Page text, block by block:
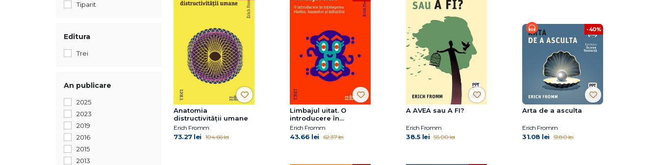
Tiparit
Editura
Trei
An publicare
2025
2023
2019
2016
2015
2013
Anatomia
distructivităţii umane
Erich Fromm
73.27 lei 104.66 lei
Limbajul uitat. O
introducere în
înțelegerea viselor,
basmelor și miturilor
Erich Fromm
43.66 lei 62.37 lei
A AVEA sau A FI?
Erich Fromm
38.5 lei 55.00 lei
-40%
Arta de a asculta
Erich Fromm
31.08 lei 51.80 lei